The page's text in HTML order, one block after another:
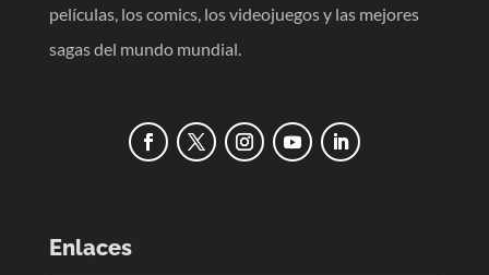
películas, los comics, los videojuegos y las mejores
sagas del mundo mundial.
Enlaces